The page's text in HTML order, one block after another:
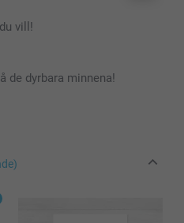
vill!
de dyrbara minnena!